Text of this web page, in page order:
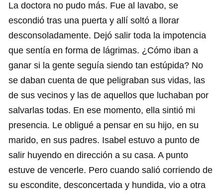
La doctora no pudo más. Fue al lavabo, se
escondió tras una puerta y allí soltó a llorar
desconsoladamente. Dejó salir toda la impotencia
que sentía en forma de lágrimas. ¿Cómo iban a
ganar si la gente seguía siendo tan estúpida? No
se daban cuenta de que peligraban sus vidas, las
de sus vecinos y las de aquellos que luchaban por
salvarlas todas. En ese momento, ella sintió mi
presencia. Le obligué a pensar en su hijo, en su
marido, en sus padres. Isabel estuvo a punto de
salir huyendo en dirección a su casa. A punto
estuve de vencerle. Pero cuando salió corriendo de
su escondite, desconcertada y hundida, vio a otra